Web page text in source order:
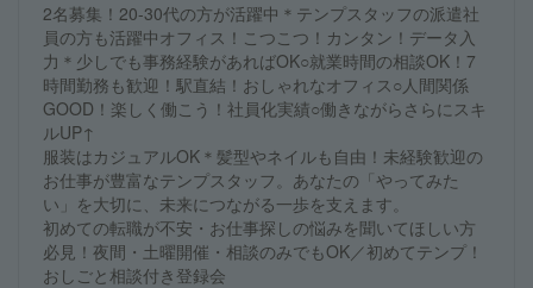
2名募集！20-30代の方が活躍中＊テンプスタッフの派遣社
員の方も活躍中オフィス！こつこつ！カンタン！データ入
力＊少しでも事務経験があればOK○就業時間の相談OK！7
時間勤務も歓迎！駅直結！おしゃれなオフィス○人間関係
GOOD！楽しく働こう！社員化実績○働きながらさらにスキ
ルUP↑
服装はカジュアルOK＊髪型やネイルも自由！未経験歓迎の
お仕事が豊富なテンプスタッフ。あなたの「やってみた
い」を大切に、未来につながる一歩を支えます。
初めての転職が不安・お仕事探しの悩みを聞いてほしい方
必見！夜間・土曜開催・相談のみでもOK／初めてテンプ！
おしごと相談付き登録会